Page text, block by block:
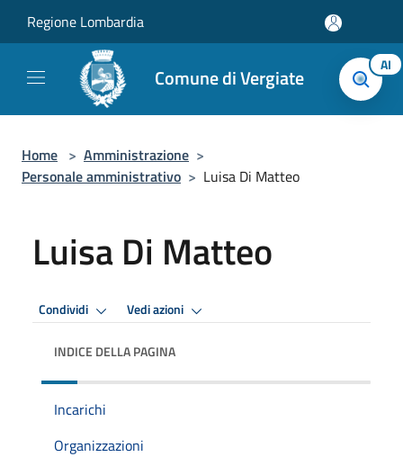
Regione Lombardia
Comune di Vergiate AI
Home > Amministrazione >
Personale amministrativo > Luisa Di Matteo
Luisa Di Matteo
Condividi Vedi azioni
INDICE DELLA PAGINA
Incarichi
Organizzazioni